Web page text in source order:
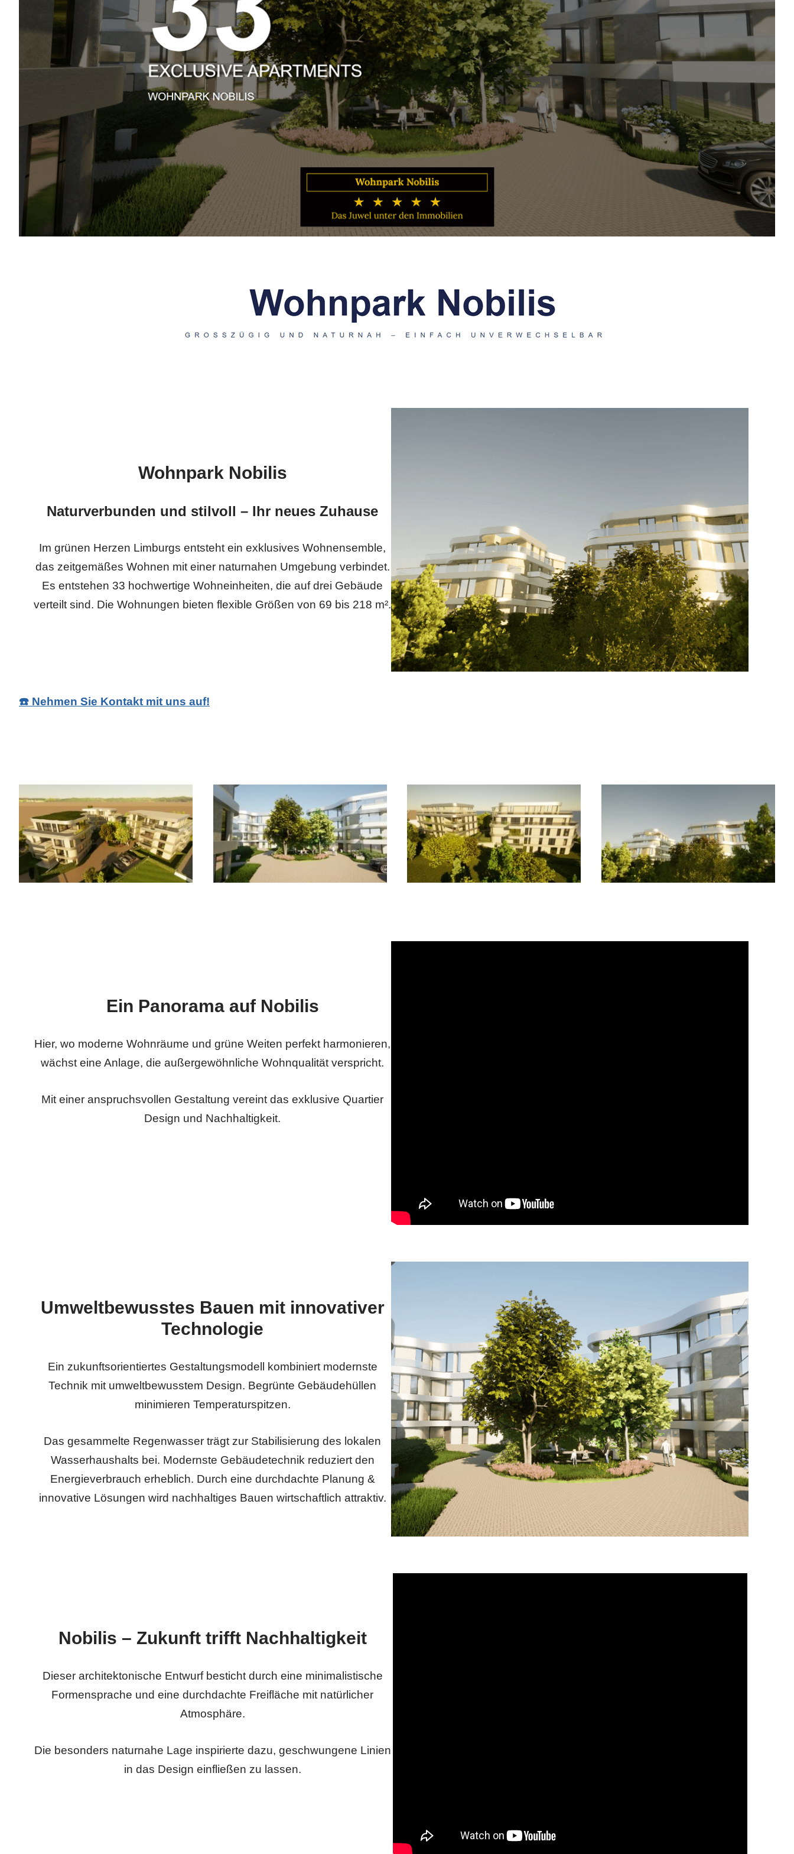
Wohnpark Nobilis
Naturverbunden und stilvoll – Ihr neues Zuhause
Im grünen Herzen Limburgs entsteht ein exklusives Wohnensemble,
das zeitgemäßes Wohnen mit einer naturnahen Umgebung verbindet.
Es entstehen 33 hochwertige Wohneinheiten, die auf drei Gebäude
verteilt sind. Die Wohnungen bieten flexible Größen von 69 bis 218 m².
☎️ Nehmen Sie Kontakt mit uns auf!
Ein Panorama auf Nobilis
Hier, wo moderne Wohnräume und grüne Weiten perfekt harmonieren,
wächst eine Anlage, die außergewöhnliche Wohnqualität verspricht.
Mit einer anspruchsvollen Gestaltung vereint das exklusive Quartier
Design und Nachhaltigkeit.
Umweltbewusstes Bauen mit innovativer
Technologie
Ein zukunftsorientiertes Gestaltungsmodell kombiniert modernste
Technik mit umweltbewusstem Design. Begrünte Gebäudehüllen
minimieren Temperaturspitzen.
Das gesammelte Regenwasser trägt zur Stabilisierung des lokalen
Wasserhaushalts bei. Modernste Gebäudetechnik reduziert den
Energieverbrauch erheblich. Durch eine durchdachte Planung &
innovative Lösungen wird nachhaltiges Bauen wirtschaftlich attraktiv.
Nobilis – Zukunft trifft Nachhaltigkeit
Dieser architektonische Entwurf besticht durch eine minimalistische
Formensprache und eine durchdachte Freifläche mit natürlicher
Atmosphäre.
Die besonders naturnahe Lage inspirierte dazu, geschwungene Linien
in das Design einfließen zu lassen.